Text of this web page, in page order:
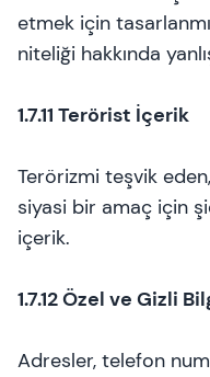
etmek için
niteliği hakkında
1.7.11 Terörist İçerik
Terörizmi teşvik
siyasi bir amaç için
içerik.
1.7.12 Özel ve Gizli
Adresler, telefon